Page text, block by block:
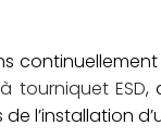
tourniquet ESD,
l’installation